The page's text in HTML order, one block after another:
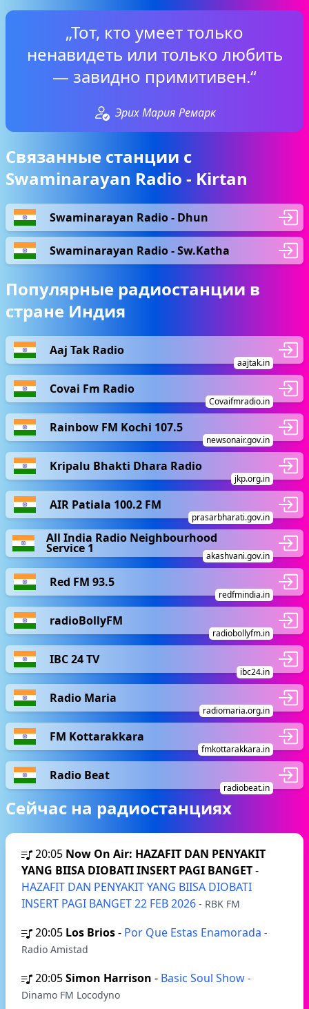
„Тот, кто умеет только
ненавидеть или только любить
— завидно примитивен.“
Эрих Мария Ремарк
Связанные станции с
Swaminarayan Radio - Kirtan
Swaminarayan Radio - Dhun
Swaminarayan Radio - Sw.Katha
Популярные радиостанции в
стране Индия
Aaj Tak Radio
aajtak.in
Covai Fm Radio
Covaifmradio.in
Rainbow FM Kochi 107.5
newsonair.gov.in
Kripalu Bhakti Dhara Radio
jkp.org.in
AIR Patiala 100.2 FM
prasarbharati.gov.in
All India Radio Neighbourhood
Service 1
akashvani.gov.in
Red FM 93.5
redfmindia.in
radioBollyFM
radiobollyfm.in
IBC 24 TV
ibc24.in
Radio Maria
radiomaria.org.in
FM Kottarakkara
fmkottarakkara.in
Radio Beat
radiobeat.in
Сейчас на радиостанциях
20:05 Now On Air: HAZAFIT DAN PENYAKIT
YANG BIISA DIOBATI INSERT PAGI BANGET-
HAZAFIT DAN PENYAKIT YANG BIISA DIOBATI
INSERT PAGI BANGET 22 FEB 2026 - RBK FM
20:05 Los Brios- Por Que Estas Enamorada -
Radio Amistad
20:05Simon Harrison - Basic Soul Show -
Dinamo FM Locodyno